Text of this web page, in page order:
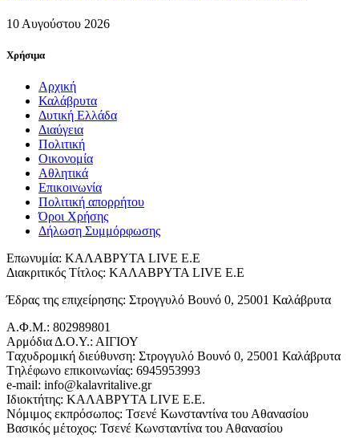
10 Αυγούστου 2026
Χρήσιμα
Αρχική
Καλάβρυτα
Δυτική Ελλάδα
Διαύγεια
Πολιτική
Οικονομία
Αθλητικά
Επικοινωνία
Πολιτική απορρήτου
Όροι Χρήσης
Δήλωση Συμμόρφωσης
Επωνυμία: ΚΑΛΑΒΡΥΤΑ LIVE Ε.Ε
Διακριτικός Τίτλος: ΚΑΛΑΒΡΥΤΑ LIVE E.E
Έδρας της επιχείρησης: Στρογγυλό Βουνό 0, 25001 Καλάβρυτα
Α.Φ.Μ.: 802989801
Αρμόδια Δ.Ο.Υ.: ΑΙΓΙΟΥ
Tαχυδρομική διεύθυνση: Στρογγυλό Βουνό 0, 25001 Καλάβρυτα
Tηλέφωνο επικοινωνίας: 6945953993
e-mail: info@kalavritalive.gr
Iδιοκτήτης: ΚΑΛΑΒΡΥΤΑ LIVE E.E.
Νόμιμος εκπρόσωπος: Τσενέ Κωνσταντίνα του Αθανασίου
Βασικός μέτοχος: Τσενέ Κωνσταντίνα του Αθανασίου